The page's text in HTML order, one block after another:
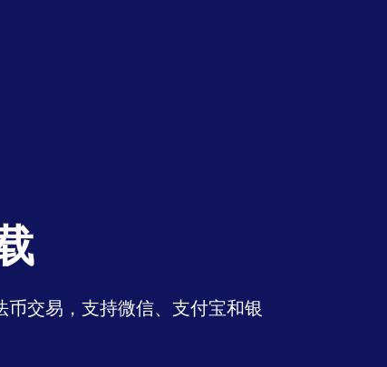
交易，支持微信、支付宝和银